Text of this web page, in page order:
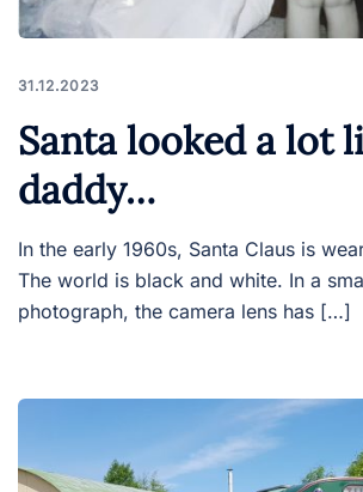
31.12.2023
Santa looked a lot
daddy…
In the early 1960s, Santa Claus is
The world is black and white. In a
photograph, the camera lens has […]